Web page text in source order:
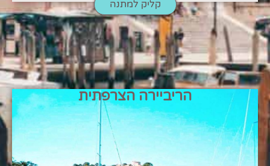
קליק למתנה
הריביירה הצרפתית